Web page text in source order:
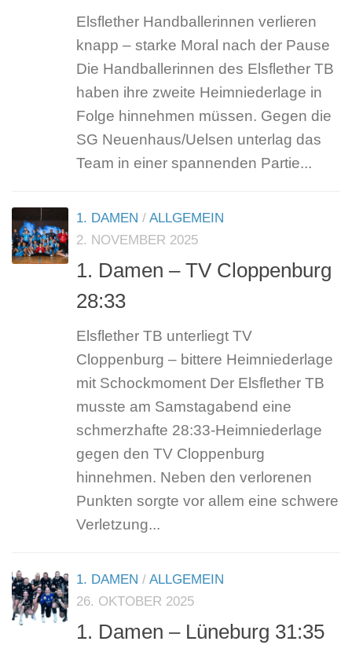
Elsflether Handballerinnen verlieren
knapp – starke Moral nach der Pause
Die Handballerinnen des Elsflether TB
haben ihre zweite Heimniederlage in
Folge hinnehmen müssen. Gegen die
SG Neuenhaus/Uelsen unterlag das
Team in einer spannenden Partie...
1. DAMEN / ALLGEMEIN
2. NOVEMBER 2025
1. Damen – TV Cloppenburg
28:33
Elsflether TB unterliegt TV
Cloppenburg – bittere Heimniederlage
mit Schockmoment Der Elsflether TB
musste am Samstagabend eine
schmerzhafte 28:33-Heimniederlage
gegen den TV Cloppenburg
hinnehmen. Neben den verlorenen
Punkten sorgte vor allem eine schwere
Verletzung...
1. DAMEN / ALLGEMEIN
26. OKTOBER 2025
1. Damen – Lüneburg 31:35